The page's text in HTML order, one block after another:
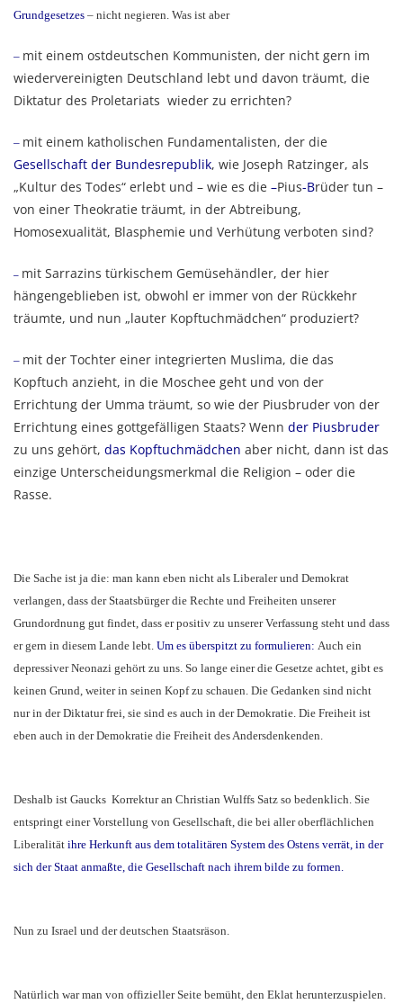
Grundgesetzes – nicht negieren. Was ist aber
– mit einem ostdeutschen Kommunisten, der nicht gern im
wiedervereinigten Deutschland lebt und davon träumt, die
Diktatur des Proletariats wieder zu errichten?
– mit einem katholischen Fundamentalisten, der die
Gesellschaft der Bundesrepublik, wie Joseph Ratzinger, als
„Kultur des Todes“ erlebt und – wie es die –Pius-Brüder tun –
von einer Theokratie träumt, in der Abtreibung,
Homosexualität, Blasphemie und Verhütung verboten sind?
– mit Sarrazins türkischem Gemüsehändler, der hier
hängengeblieben ist, obwohl er immer von der Rückkehr
träumte, und nun „lauter Kopftuchmädchen“ produziert?
– mit der Tochter einer integrierten Muslima, die das
Kopftuch anzieht, in die Moschee geht und von der
Errichtung der Umma träumt, so wie der Piusbruder von der
Errichtung eines gottgefälligen Staats? Wenn der Piusbruder
zu uns gehört, das Kopftuchmädchen aber nicht, dann ist das
einzige Unterscheidungsmerkmal die Religion – oder die
Rasse.
Die Sache ist ja die: man kann eben nicht als Liberaler und Demokrat
verlangen, dass der Staatsbürger die Rechte und Freiheiten unserer
Grundordnung gut findet, dass er positiv zu unserer Verfassung steht und dass
er gern in diesem Lande lebt. Um es überspitzt zu formulieren: Auch ein
depressiver Neonazi gehört zu uns. So lange einer die Gesetze achtet, gibt es
keinen Grund, weiter in seinen Kopf zu schauen. Die Gedanken sind nicht
nur in der Diktatur frei, sie sind es auch in der Demokratie. Die Freiheit ist
eben auch in der Demokratie die Freiheit des Andersdenkenden.
Deshalb ist Gaucks Korrektur an Christian Wulffs Satz so bedenklich. Sie
entspringt einer Vorstellung von Gesellschaft, die bei aller oberflächlichen
Liberalität ihre Herkunft aus dem totalitären System des Ostens verrät, in der
sich der Staat anmaßte, die Gesellschaft nach ihrem bilde zu formen.
Nun zu Israel und der deutschen Staatsräson.
Natürlich war man von offizieller Seite bemüht, den Eklat herunterzuspielen.